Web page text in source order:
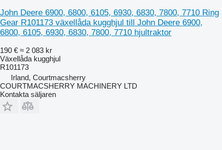
John Deere 6900, 6800, 6105, 6930, 6830, 7800, 7710 Ring
Gear R101173 växellåda kugghjul till John Deere 6900,
6800, 6105, 6930, 6830, 7800, 7710 hjultraktor
190 € ≈ 2 083 kr
Växellåda kugghjul
R101173
Irland, Courtmacsherry
COURTMACSHERRY MACHINERY LTD
Kontakta säljaren